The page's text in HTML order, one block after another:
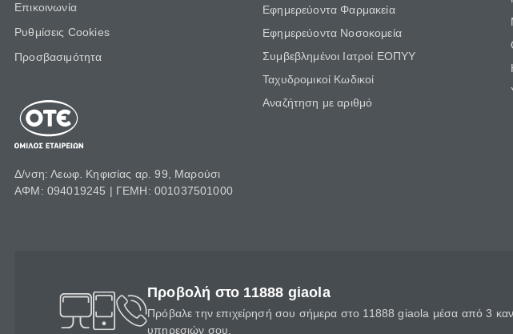
Επικοινωνία
Ρυθμίσεις Cookies
Προσβασιμότητα
Δ/νση: Λεωφ. Κηφισίας αρ. 99, Μαρούσι
ΑΦΜ: 094019245 | ΓΕΜΗ: 001037501000
Εφημερεύοντα Φαρμακεία
Εφημερεύοντα Νοσοκομεία
Συμβεβλημένοι Ιατροί ΕΟΠΥΥ
Ταχυδρομικοί Κωδικοί
Αναζήτηση με αριθμό
Προβολή στο 11888 giaola
Πρόβαλε την επιχείρησή σου σήμερα στο 11888 giaola μέσα από 3
υπηρεσιών σου.